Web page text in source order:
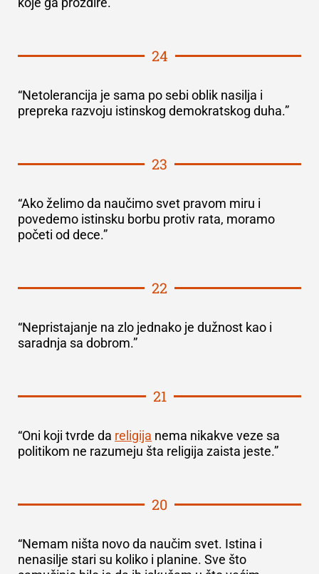
24
“Netolerancija je sama po sebi oblik nasilja i
prepreka razvoju istinskog demokratskog duha.”
23
“Ako želimo da naučimo svet pravom miru i
povedemo istinsku borbu protiv rata, moramo
početi od dece.”
22
“Nepristajanje na zlo jednako je dužnost kao i
saradnja sa dobrom.”
21
“Oni koji tvrde da religija nema nikakve veze sa
politikom ne razumeju šta religija zaista jeste.”
20
“Nemam ništa novo da naučim svet. Istina i
nenasilje stari su koliko i planine. Sve što